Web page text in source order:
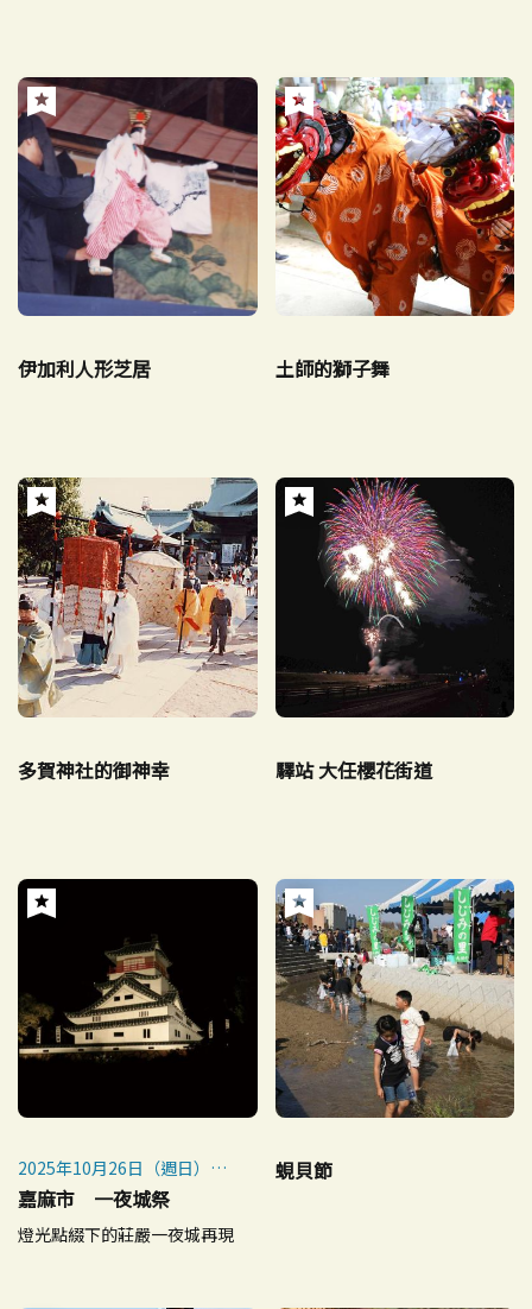
伊加利人形芝居 土師的獅子舞
多賀神社的御神幸 驛站 大任櫻花街道
2025年10月26日（週日）～
11月9日（週日）
～翌日6:00
嘉麻市 一夜城祭
燈光點綴下的莊嚴一夜城再現
蜆貝節